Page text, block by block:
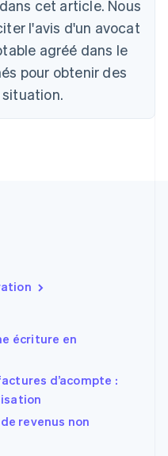
cet article. Nous
l'avis d'un avocat
agréé dans le
pour obtenir des
écriture en
d’acompte :
revenus non